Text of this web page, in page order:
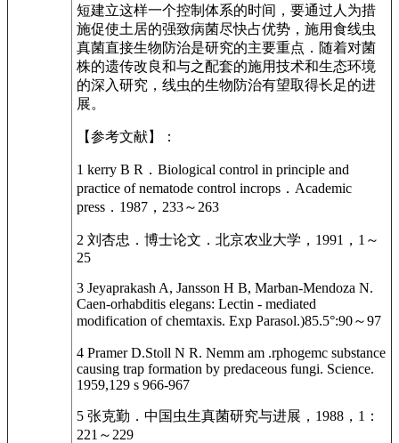
短建立这样一个控制体系的时间，要通过人为措
施促使土居的强致病菌尽快占优势，施用食线虫
真菌直接生物防治是研究的主要重点．随着对菌
株的遗传改良和与之配套的施用技术和生态环境
的深入研究，线虫的生物防治有望取得长足的进
展。
【参考文献】：
1 kerry B R．Biological control in principle and
practice of nematode control incrops．Academic
press．1987，233～263
2 刘杏忠．博士论文．北京农业大学，1991，1～
25
3 Jeyaprakash A, Jansson H B, Marban-Mendoza N.
Caen-orhabditis elegans: Lectin - mediated
modification of chemtaxis. Exp Parasol.)85.5°:90～97
4 Pramer D.Stoll N R. Nemm am .rphogemc substance
causing trap formation by predaceous fungi. Science.
1959,129 s 966-967
5 张克勤．中国虫生真菌研究与进展，1988，1：
221～229